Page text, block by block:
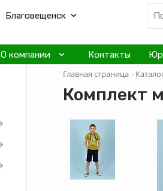
Благовещенск
О компании Контакты
Главная страница ·
Комплект